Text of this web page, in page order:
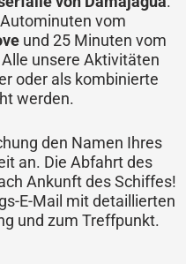
vom
und 25 Minuten vom
unsere Aktivitäten
oder als kombinierte
werden.
den Namen Ihres
an. Die Abfahrt des
Ankunft des Schiffes!
E-Mail mit detaillierten
und zum Treffpunkt.